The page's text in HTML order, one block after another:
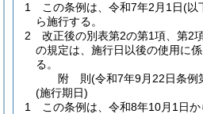
1
この条例は、令和7年2月1日(以
ら施行する。
2
改正後の別表第2の第1項、第2
の規定は、施行日以後の使用に
る。
附 則(令和7年9月22日条例
(施行期日)
1
この条例は、令和8年10月1日か